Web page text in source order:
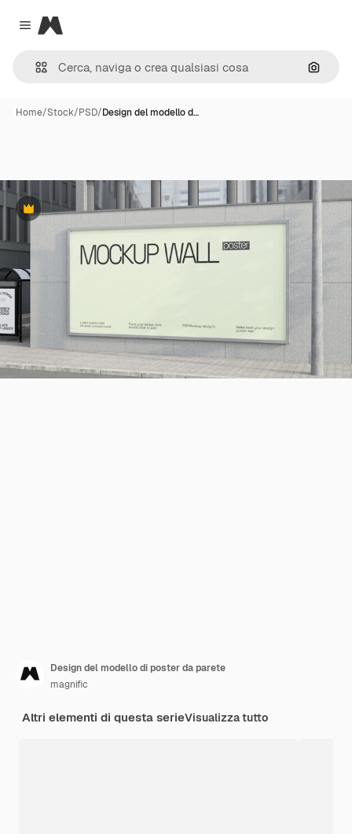
Close menu
Magnific
Cerca
Home/Stock/PSD/Design del modello d…
Premium
Design del modello di poster da parete
magnific
Altri elementi di questa serieVisualizza tutto